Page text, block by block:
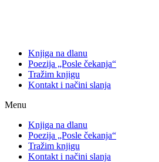
Knjiga na dlanu
Poezija „Posle čekanja“
Tražim knjigu
Kontakt i načini slanja
Menu
Knjiga na dlanu
Poezija „Posle čekanja“
Tražim knjigu
Kontakt i načini slanja